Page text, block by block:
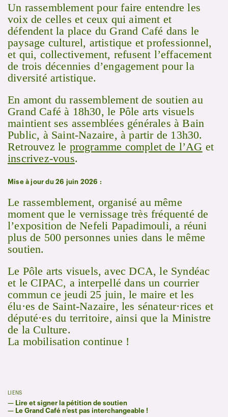
Un rassemblement pour faire entendre les
voix de celles et ceux qui aiment et
défendent la place du Grand Café dans le
paysage culturel, artistique et professionnel,
et qui, collectivement, refusent l’effacement
de trois décennies d’engagement pour la
diversité artistique.
En amont du rassemblement de soutien au
Grand Café à 18h30, le Pôle arts visuels
maintient ses assemblées générales à Bain
Public, à Saint-Nazaire, à partir de 13h30.
Retrouvez le programme complet de l’AG et
inscrivez-vous.
Mise à jour du 26 juin 2026 :
Le rassemblement, organisé au même
moment que le vernissage très fréquenté de
l’exposition de Nefeli Papadimouli, a réuni
plus de 500 personnes unies dans le même
soutien.
Le Pôle arts visuels, avec DCA, le Syndéac
et le CIPAC, a interpellé dans un courrier
commun ce jeudi 25 juin, le maire et les
élu·es de Saint-Nazaire, les sénateur·rices et
député·es du territoire, ainsi que la Ministre
de la Culture.
La mobilisation continue !
LIENS
— Lire et signer la pétition de soutien
— Le Grand Café n'est pas interchangeable !